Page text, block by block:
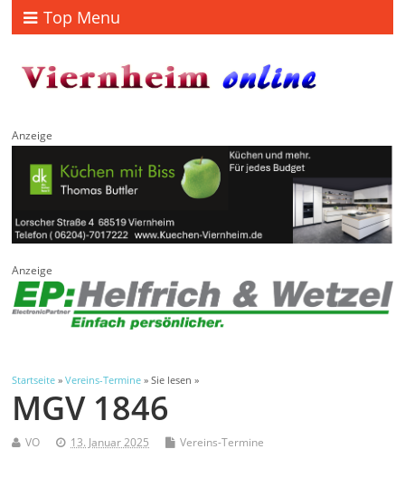
Top Menu
Anzeige
Anzeige
Startseite »Vereins-Termine » Sie lesen »
MGV 1846
VO 13. Januar 2025 Vereins-Termine